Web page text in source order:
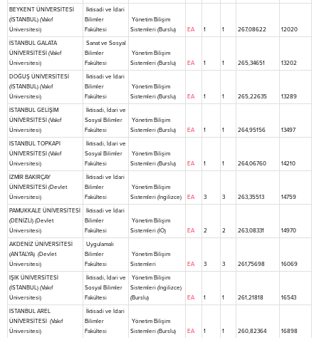
BEYKENT ÜNİVERSİTESİ
(İSTANBUL) (Vakıf
Üniversitesi)
İktisadi ve İdari
Bilimler
Fakültesi
Yönetim Bilişim
Sistemleri (Burslu)
EA 1 1 267,08622 12020
İSTANBUL GALATA
ÜNİVERSİTESİ (Vakıf
Üniversitesi)
Sanat ve Sosyal
Bilimler
Fakültesi
Yönetim Bilişim
Sistemleri (Burslu)
EA 1 1 265,34651 13202
DOĞUŞ ÜNİVERSİTESİ
(İSTANBUL) (Vakıf
Üniversitesi)
İktisadi ve İdari
Bilimler
Fakültesi
Yönetim Bilişim
Sistemleri (Burslu)
EA 1 1 265,22635 13289
İSTANBUL GELİŞİM
ÜNİVERSİTESİ (Vakıf
Üniversitesi)
İktisadi, İdari ve
Sosyal Bilimler
Fakültesi
Yönetim Bilişim
Sistemleri (Burslu)
EA 1 1 264,95156 13497
İSTANBUL TOPKAPI
ÜNİVERSİTESİ (Vakıf
Üniversitesi)
İktisadi, İdari ve
Sosyal Bilimler
Fakültesi
Yönetim Bilişim
Sistemleri (Burslu)
EA 1 1 264,06760 14210
İZMİR BAKIRÇAY
ÜNİVERSİTESİ (Devlet
Üniversitesi)
İktisadi ve İdari
Bilimler
Fakültesi
Yönetim Bilişim
Sistemleri (İngilizce)
EA 3 3 263,35513 14759
PAMUKKALE ÜNİVERSİTESİ
(DENİZLİ) (Devlet
Üniversitesi)
İktisadi ve İdari
Bilimler
Fakültesi
Yönetim Bilişim
Sistemleri (İÖ)
EA 2 2 263,08331 14970
AKDENİZ ÜNİVERSİTESİ
(ANTALYA) (Devlet
Üniversitesi)
Uygulamalı
Bilimler
Fakültesi
Yönetim Bilişim
Sistemleri
EA 3 3 261,75698 16069
IŞIK ÜNİVERSİTESİ
(İSTANBUL) (Vakıf
Üniversitesi)
İktisadi, İdari ve
Sosyal Bilimler
Fakültesi
Yönetim Bilişim
Sistemleri (İngilizce)
(Burslu)
EA 1 1 261,21818 16543
İSTANBUL AREL
ÜNİVERSİTESİ (Vakıf
Üniversitesi)
İktisadi ve İdari
Bilimler
Fakültesi
Yönetim Bilişim
Sistemleri (Burslu)
EA 1 1 260,82364 16898